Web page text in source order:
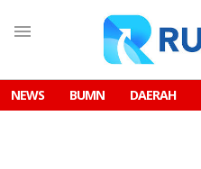
NEWS BUMN DAERAH